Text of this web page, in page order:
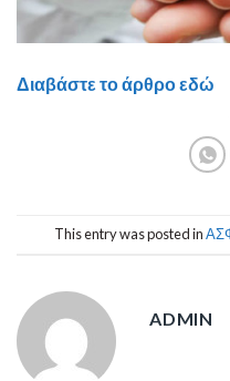
Διαβάστε το άρθρο εδώ
This entry was posted in
ADMIN